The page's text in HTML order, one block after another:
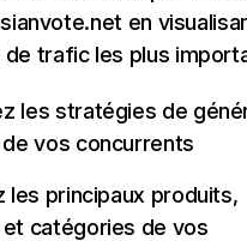
en
trafic les plus
les stratégies de
vos concurrents
les principaux produits,
catégories de vos